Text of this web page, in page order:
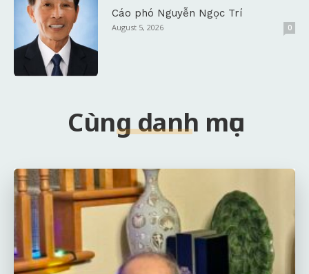
Cáo phó Nguyễn Ngọc Trí
August 5, 2026 0
Cùng danh mục